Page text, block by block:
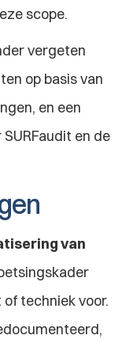
scope.
vergeten
op basis van
en een
en de
van
techniek voor.